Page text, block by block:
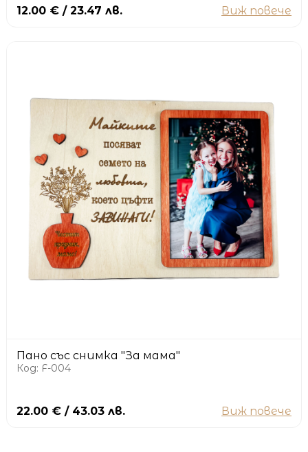
12.00 € / 23.47 лв. Виж повече
Пано със снимка "За мама"
Код: F-004
22.00 € / 43.03 лв. Виж повече